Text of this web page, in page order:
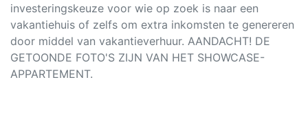
investeringskeuze voor wie op zoek is naar een
vakantiehuis of zelfs om extra inkomsten te genereren
door middel van vakantieverhuur. AANDACHT! DE
GETOONDE FOTO'S ZIJN VAN HET SHOWCASE-
APPARTEMENT.